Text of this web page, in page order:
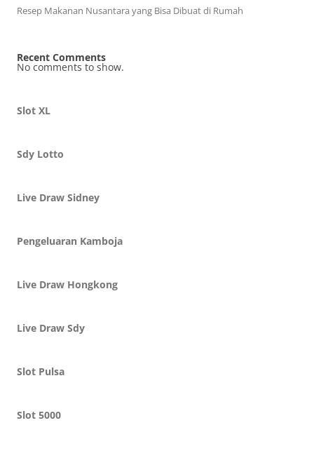
Resep Makanan Nusantara yang Bisa Dibuat di Rumah
Recent Comments
No comments to show.
Slot XL
Sdy Lotto
Live Draw Sidney
Pengeluaran Kamboja
Live Draw Hongkong
Live Draw Sdy
Slot Pulsa
Slot 5000